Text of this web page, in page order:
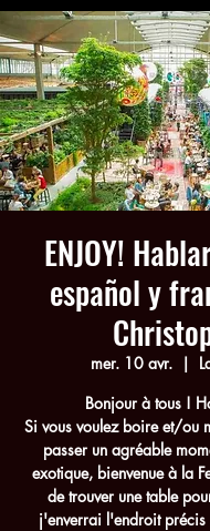
ENJOY!
español y
mer. 10 avr.
  |
Bonjour à tous !
Si vous voulez boire et/ou
passer un agréable
exotique, bienvenue à la
de trouver une table
j'enverrai l'endroit précis